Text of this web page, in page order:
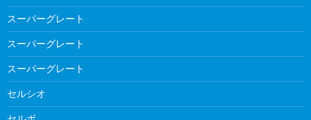
スーパーグレート
スーパーグレート
スーパーグレート
セルシオ